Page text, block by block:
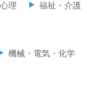
理 福祉・介護
機械・電気・化学